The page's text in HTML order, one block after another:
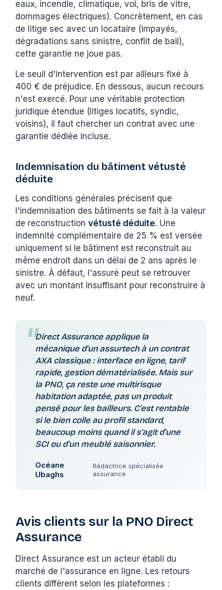
eaux, incendie, climatique, vol, bris de vitre,
dommages électriques). Concrètement, en cas
de litige sec avec un locataire (impayés,
dégradations sans sinistre, conflit de bail),
cette garantie ne joue pas.
Le seuil d'intervention est par ailleurs fixé à
400 € de préjudice. En dessous, aucun recours
n'est exercé. Pour une véritable protection
juridique étendue (litiges locatifs, syndic,
voisins), il faut chercher un contrat avec une
garantie dédiée incluse.
Indemnisation du bâtiment vétusté
déduite
Les conditions générales précisent que
l'indemnisation des bâtiments se fait à la valeur
de reconstructionvétusté déduite. Une
indemnité complémentaire de 25 % est versée
uniquement si le bâtiment est reconstruit au
même endroit dans un délai de 2 ans après le
sinistre. À défaut, l'assuré peut se retrouver
avec un montant insuffisant pour reconstruire à
neuf.
Direct Assurance applique la
mécanique d'un assurtech à un contrat
AXA classique : interface en ligne, tarif
rapide, gestion dématérialisée. Mais sur
la PNO, ça reste une multirisque
habitation adaptée, pas un produit
pensé pour les bailleurs. C'est rentable
si le bien colle au profil standard,
beaucoup moins quand il s'agit d'une
SCI ou d'un meublé saisonnier.
Océane
Ubaghs
Rédactrice spécialisée
assurance
Avis clients sur la PNO Direct
Assurance
Direct Assurance est un acteur établi du
marché de l'assurance en ligne. Les retours
clients diffèrent selon les plateformes :